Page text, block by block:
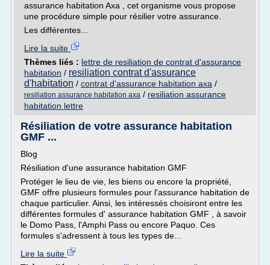
assurance habitation Axa , cet organisme vous propose
une procédure simple pour résilier votre assurance.
Les différentes...
Lire la suite
Thèmes liés : lettre de resiliation de contrat d'assurance
habitation / resiliation contrat d'assurance
d'habitation / contrat d'assurance habitation axa /
resiliation assurance habitation axa / resiliation assurance
habitation lettre
Résiliation de votre assurance habitation
GMF ...
Blog
Résiliation d'une assurance habitation GMF
Protéger le lieu de vie, les biens ou encore la propriété,
GMF offre plusieurs formules pour l'assurance habitation de
chaque particulier. Ainsi, les intéressés choisiront entre les
différentes formules d' assurance habitation GMF , à savoir
le Domo Pass, l'Amphi Pass ou encore Paquo. Ces
formules s'adressent à tous les types de...
Lire la suite